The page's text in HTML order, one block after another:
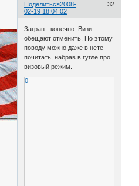
Поделиться 32
2008-
02-19 18:04:02
Загран - конечно. Визи
обещают отменить. По этому
поводу можно даже в нете
почитать, набрав в гугле про
визовый режим.
0